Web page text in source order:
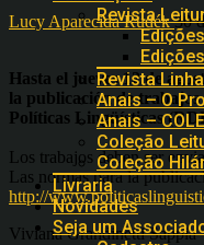
Revista
Revista
Anais – O
Anais – COLE
Coleção
Coleção
Livraria
Novidades
Seja um
Lucy Aparecida Rudék30
Hasta el jueves 12 de
la publicación de trabajos
Políticas Lingüísticas
Los trabajos deben ser
Las normas para la
http://
Viviana Grandinetti Sappia